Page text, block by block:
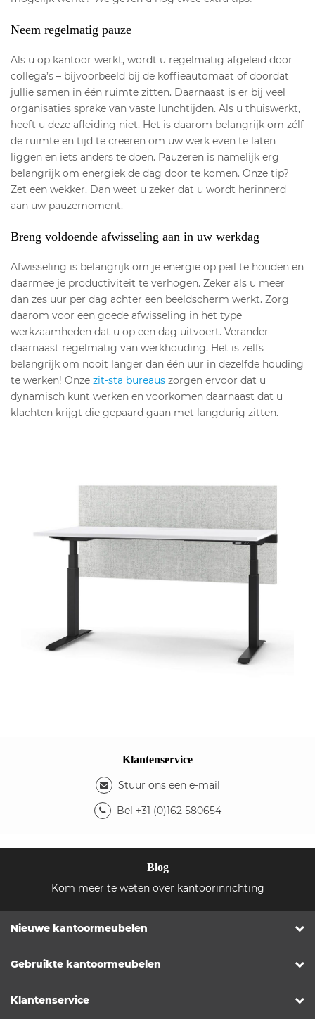
Neem regelmatig pauze
Als u op kantoor werkt, wordt u regelmatig afgeleid door
collega’s – bijvoorbeeld bij de koffieautomaat of doordat
jullie samen in één ruimte zitten. Daarnaast is er bij veel
organisaties sprake van vaste lunchtijden. Als u thuiswerkt,
heeft u deze afleiding niet. Het is daarom belangrijk om zélf
de ruimte en tijd te creëren om uw werk even te laten
liggen en iets anders te doen. Pauzeren is namelijk erg
belangrijk om energiek de dag door te komen. Onze tip?
Zet een wekker. Dan weet u zeker dat u wordt herinnerd
aan uw pauzemoment.
Breng voldoende afwisseling aan in uw werkdag
Afwisseling is belangrijk om je energie op peil te houden en
daarmee je productiviteit te verhogen. Zeker als u meer
dan zes uur per dag achter een beeldscherm werkt. Zorg
daarom voor een goede afwisseling in het type
werkzaamheden dat u op een dag uitvoert. Verander
daarnaast regelmatig van werkhouding. Het is zelfs
belangrijk om nooit langer dan één uur in dezelfde houding
te werken! Onze zit-sta bureaus zorgen ervoor dat u
dynamisch kunt werken en voorkomen daarnaast dat u
klachten krijgt die gepaard gaan met langdurig zitten.
Klantenservice
Stuur ons een e-mail
Bel +31 (0)162 580654
Blog
Kom meer te weten over kantoorinrichting
Nieuwe kantoormeubelen
Gebruikte kantoormeubelen
Klantenservice